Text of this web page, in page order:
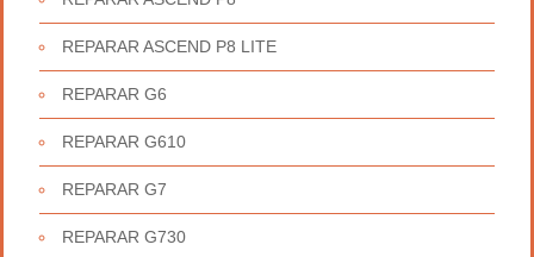
REPARAR ASCEND P8 LITE
REPARAR G6
REPARAR G610
REPARAR G7
REPARAR G730